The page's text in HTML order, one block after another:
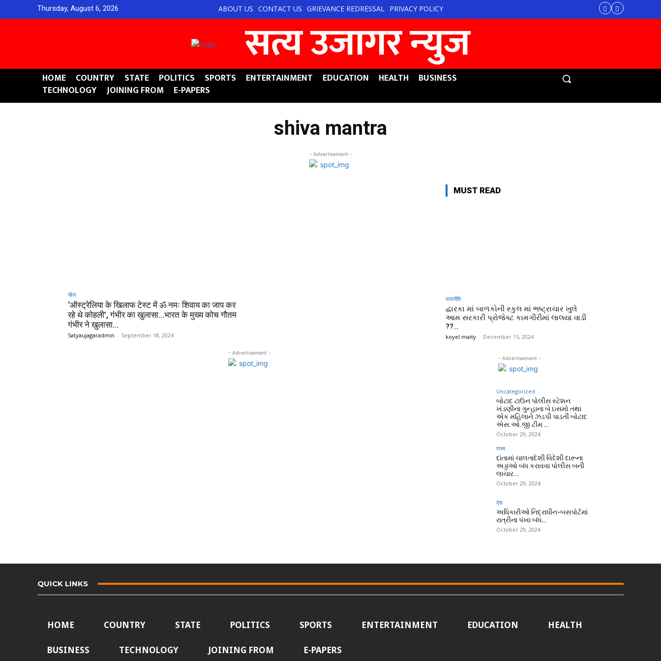
Thursday, August 6, 2026 ABOUT US CONTACT US GRIEVANCE REDRESSAL PRIVACY POLICY
सत्य उजागर न्‍युज
HOME COUNTRY STATE POLITICS SPORTS ENTERTAINMENT EDUCATION HEALTH
BUSINESS
TECHNOLOGY
JOINING FROM E-PAPERS
shiva mantra
- Advertisement -
खेल
‘ऑस्ट्रेलिया के खिलाफ टेस्ट में ॐ नमः शिवाय का जाप कर
रहे थे कोहली’, गंभीर का खुलासा…भारत के मुख्य कोच गौतम
गंभीर ने खुलासा...
Satyaujagaradmin - September 18, 2024
- Advertisement -
MUST READ
राजनीति
દ્વારકા માં બાળકોની સ્કુલ માં ભષ્ટ્રાચાર ખુલે
આમ સરકારી પ્રોજેક્ટ કામગીરીમાં લાલયા વાડી
??…
koyel maity - December 15, 2024
- Advertisement -
Uncategorized
બોટાદ ટાઉન પોલીસ સ્ટેશન
ખંડણીના ગુન્હાના બે ઇસમો તથા
એક મહિલાને ઝડપી પાડતી બોટાદ
એસ.ઓ.જી ટીમ …
October 29, 2024
राज्य
દાંતામાં ચાલતાદેશી વિદેશી દારૂના
અડ્ડાઓ બંધ કરાવવા પોલીસ બની
લાચાર…
October 29, 2024
देश
અધિકારીઓ નિદ્રાધીન-બસપોર્ટમાં
રાત્રીના પંખા બંધ…
October 29, 2024
QUICK LINKS
HOME COUNTRY STATE POLITICS SPORTS ENTERTAINMENT EDUCATION HEALTH
BUSINESS TECHNOLOGY JOINING FROM E-PAPERS